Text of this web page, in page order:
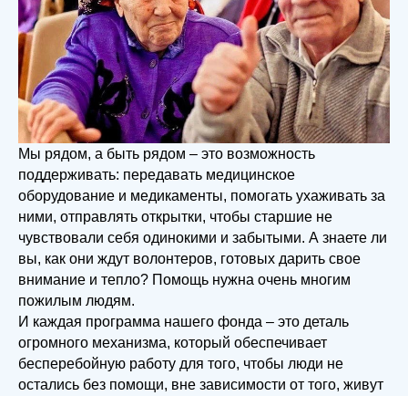
Мы рядом, а быть рядом – это возможность
поддерживать: передавать медицинское
оборудование и медикаменты, помогать ухаживать за
ними, отправлять открытки, чтобы старшие не
чувствовали себя одинокими и забытыми. А знаете ли
вы, как они ждут волонтеров, готовых дарить свое
внимание и тепло? Помощь нужна очень многим
пожилым людям.
И каждая программа нашего фонда – это деталь
огромного механизма, который обеспечивает
бесперебойную работу для того, чтобы люди не
остались без помощи, вне зависимости от того, живут